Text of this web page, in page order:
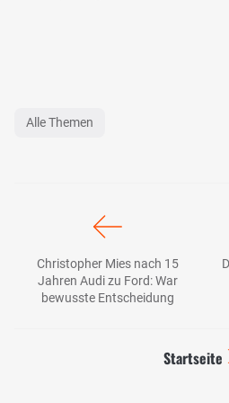
Alle Themen
Christopher Mies nach 15
Jahren Audi zu Ford: War
bewusste Entscheidung
Startseite